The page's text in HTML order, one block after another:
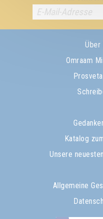
Über
Omraam
Katalog
Unsere
Allgemeine